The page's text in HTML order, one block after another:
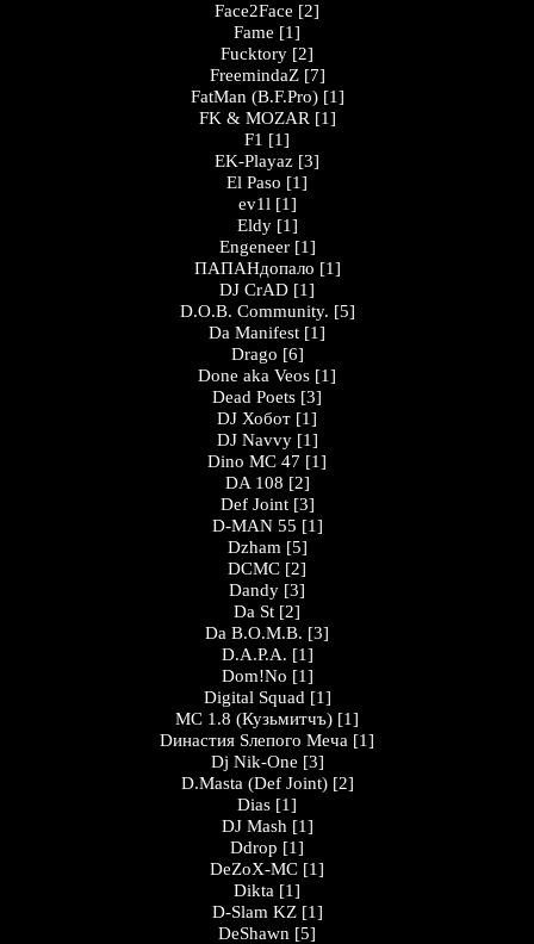
Face2Face [2]
Fame [1]
Fucktory [2]
FreemindaZ [7]
FatMan (B.F.Pro) [1]
FK & MOZAR [1]
F1 [1]
EK-Playaz [3]
El Paso [1]
ev1l [1]
Eldy [1]
Engeneer [1]
ПАПАНдопало [1]
DJ CrAD [1]
D.O.B. Community. [5]
Da Manifest [1]
Drago [6]
Done aka Veos [1]
Dead Poets [3]
DJ Хобот [1]
DJ Navvy [1]
Dino MC 47 [1]
DA 108 [2]
Def Joint [3]
D-MAN 55 [1]
Dzham [5]
DCMC [2]
Dandy [3]
Da St [2]
Da B.O.M.B. [3]
D.A.P.A. [1]
Dom!No [1]
Digital Squad [1]
MC 1.8 (Кузьмитчъ) [1]
Dинастия Sлепого Меча [1]
Dj Nik-One [3]
D.Masta (Def Joint) [2]
Dias [1]
DJ Mash [1]
Ddrop [1]
DeZoX-MC [1]
Dikta [1]
D-Slam KZ [1]
DeShawn [5]